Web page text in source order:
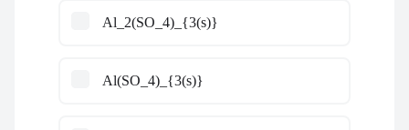
Al_2(SO_4)_{3(s)}
Al(SO_4)_{3(s)}